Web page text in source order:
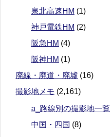
泉北高速HM (1)
神戸電鉄HM (2)
阪急HM (4)
阪神HM (1)
廃線・廃道・廃墟 (16)
撮影地メモ (2,161)
a_路線別の撮影地一覧
中国・四国 (8)